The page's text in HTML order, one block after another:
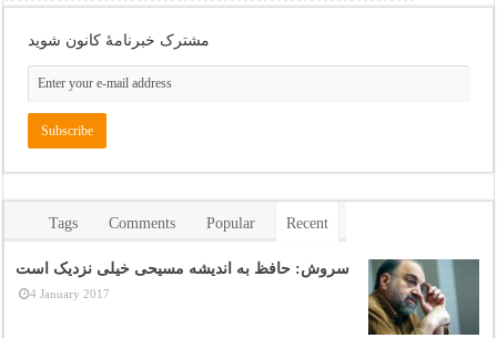
مشترک خبرنامهٔ کانون شوید
Recent
Popular
Comments
Tags
سروش: حافظ به اندیشه مسیحی خیلی نزدیک است
4 January 2017